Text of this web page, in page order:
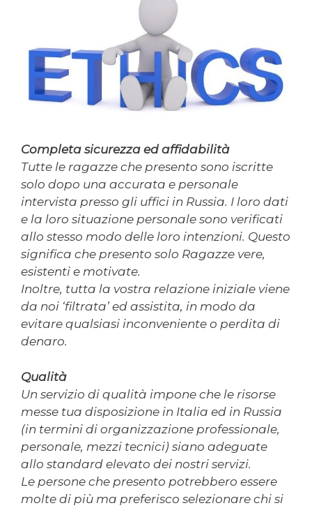
Completa sicurezza ed affidabilità
Tutte le ragazze che presento sono iscritte
solo dopo una accurata e personale
intervista presso gli uffici in Russia. I loro dati
e la loro situazione personale sono verificati
allo stesso modo delle loro intenzioni. Questo
significa che presento solo Ragazze vere,
esistenti e motivate.
Inoltre, tutta la vostra relazione iniziale viene
da noi ‘filtrata’ ed assistita, in modo da
evitare qualsiasi inconveniente o perdita di
denaro.
Qualità
Un servizio di qualità impone che le risorse
messe tua disposizione in Italia ed in Russia
(in termini di organizzazione professionale,
personale, mezzi tecnici) siano adeguate
allo standard elevato dei nostri servizi.
Le persone che presento potrebbero essere
molte di più ma preferisco selezionare chi si